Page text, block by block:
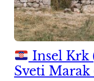
Insel Krk
Sveti Marak